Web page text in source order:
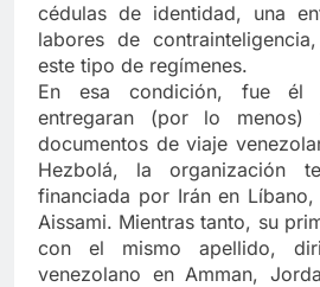
cédulas de identidad, una
labores de
este tipo de regímenes.
En esa condición, fue él
entregaran (por lo menos)
documentos de viaje
Hezbolá, la organización
financiada por Irán en
Aissami. Mientras tanto, su
con el mismo apellido,
venezolano en Amman,